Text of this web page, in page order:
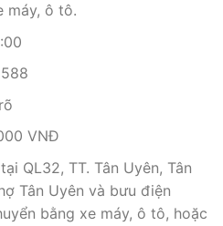
máy, ô tô.
VNĐ
QL32, TT. Tân Uyên, Tân
Tân Uyên và bưu điện
bằng xe máy, ô tô, hoặc